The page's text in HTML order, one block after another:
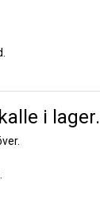
i lager.